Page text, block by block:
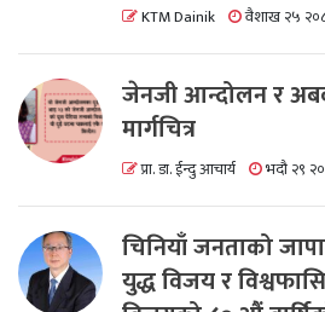
KTM Dainik वैशाख २५
जेनजी आन्दोलन र
मार्गचित्र
प्रा. डा. ईन्दु आचार्य भदौ २९
चिनियाँ जनताको
युद्ध विजय र